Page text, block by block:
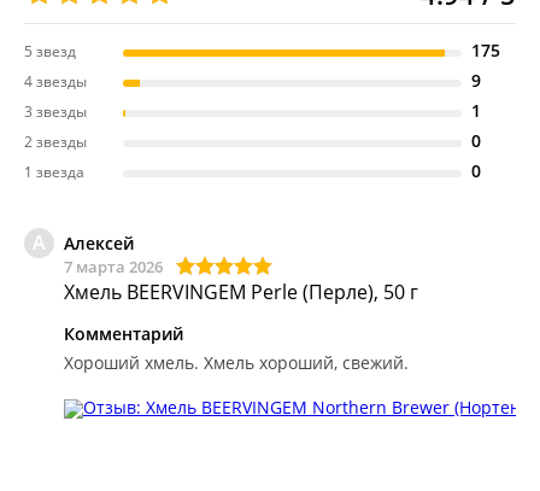
5 звезд 175
4 звезды 9
3 звезды 1
2 звезды 0
1 звезда 0
А Алексей
7 марта 2026
Хмель BEERVINGEM Perle (Перле), 50 г
Комментарий
Хороший хмель. Хмель хороший, свежий.